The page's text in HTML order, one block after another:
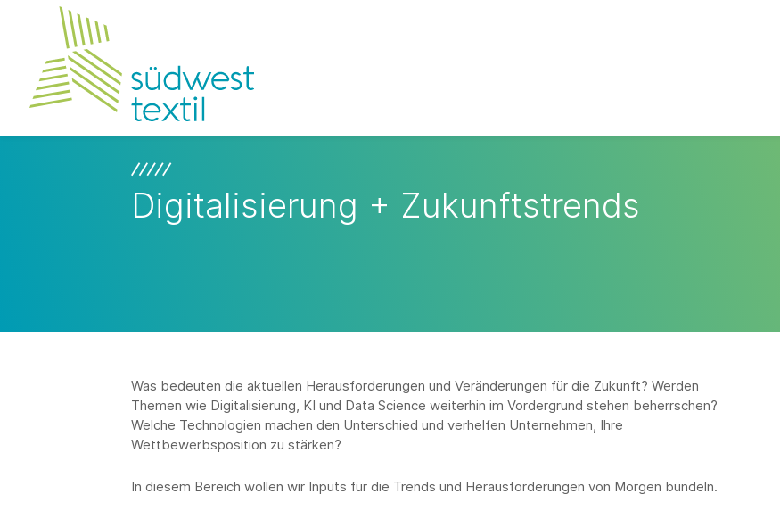
Digitalisierung + Zukunftstrends
Was bedeuten die aktuellen Herausforderungen und Veränderungen für die Zukunft? Werden
Themen wie Digitalisierung, KI und Data Science weiterhin im Vordergrund stehen beherrschen?
Welche Technologien machen den Unterschied und verhelfen Unternehmen, Ihre
Wettbewerbsposition zu stärken?
In diesem Bereich wollen wir Inputs für die Trends und Herausforderungen von Morgen bündeln.